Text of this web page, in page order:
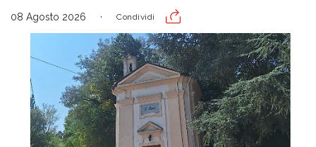
08 Agosto 2026 Condividi